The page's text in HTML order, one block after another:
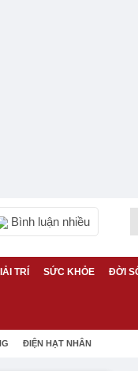
Bình luận nhiều
TRÍ SỨC KHỎE ĐỜI
ĐIỆN HẠT NHÂN